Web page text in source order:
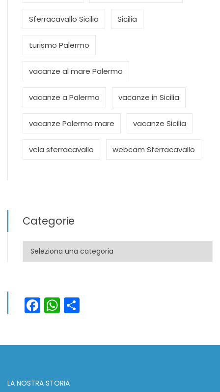
Sferracavallo Sicilia Sicilia
turismo Palermo
vacanze al mare Palermo
vacanze a Palermo vacanze in Sicilia
vacanze Palermo mare vacanze Sicilia
vela sferracavallo webcam Sferracavallo
Categorie
Categorie
Facebook
WhatsApp
LA NOSTRA STORIA